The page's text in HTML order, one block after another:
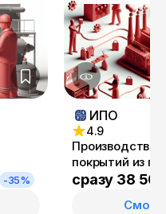
-35%
ИПО
4.9
Производство
покрытий из
материалов
сразу 38